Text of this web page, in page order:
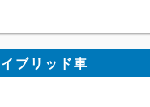
ブリッド車